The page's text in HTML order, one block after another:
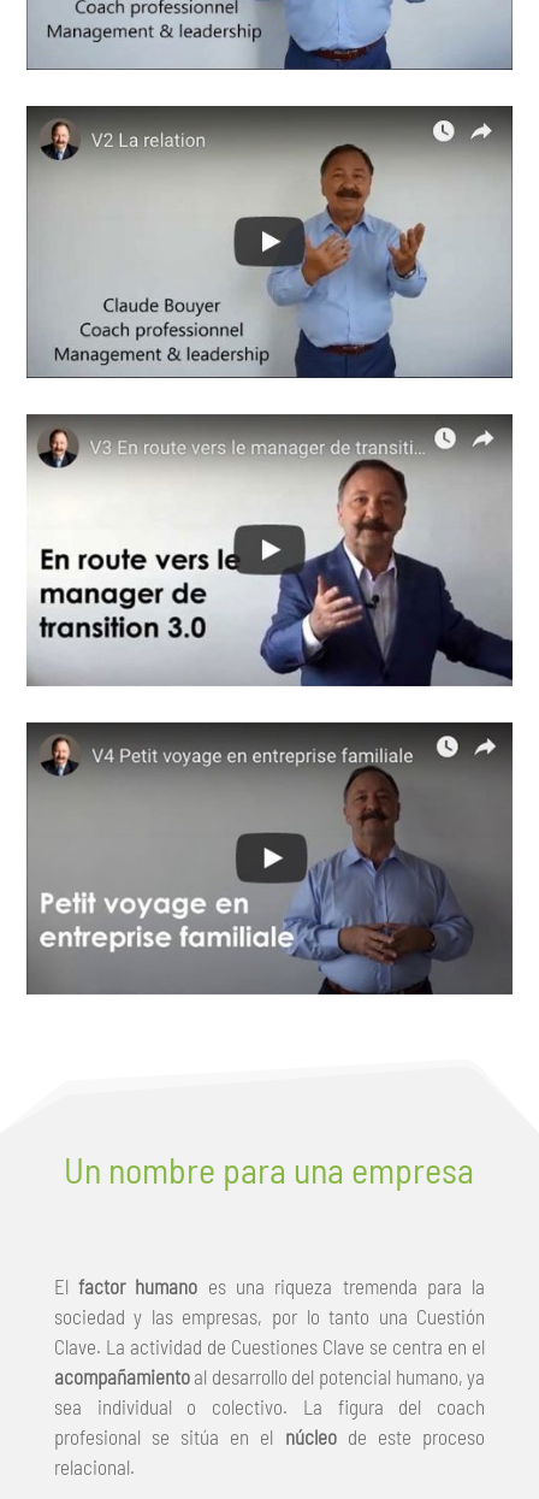
Un nombre para una empresa
Elfactor humano es una riqueza tremenda para la
sociedad y las empresas, por lo tanto una Cuestión
Clave. La actividad de Cuestiones Clave se centra en el
acompañamientoal desarrollo del potencial humano, ya
sea individual o colectivo. La figura del coach
profesional se sitúa en el núcleode este proceso
relacional.